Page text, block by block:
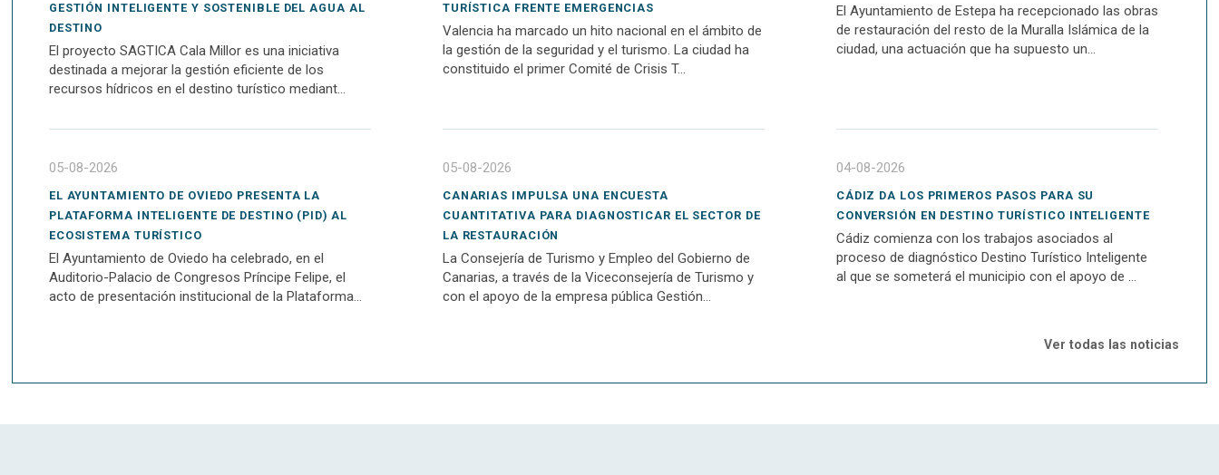
GESTIÓN INTELIGENTE Y SOSTENIBLE DEL AGUA AL
DESTINO
El proyecto SAGTICA Cala Millor es una iniciativa
destinada a mejorar la gestión eficiente de los
recursos hídricos en el destino turístico mediant...
TURÍSTICA FRENTE EMERGENCIAS
Valencia ha marcado un hito nacional en el ámbito de
la gestión de la seguridad y el turismo. La ciudad ha
constituido el primer Comité de Crisis T...
El Ayuntamiento de Estepa ha recepcionado las obras
de restauración del resto de la Muralla Islámica de la
ciudad, una actuación que ha supuesto un...
05-08-2026
EL AYUNTAMIENTO DE OVIEDO PRESENTA LA
PLATAFORMA INTELIGENTE DE DESTINO (PID) AL
ECOSISTEMA TURÍSTICO
El Ayuntamiento de Oviedo ha celebrado, en el
Auditorio-Palacio de Congresos Príncipe Felipe, el
acto de presentación institucional de la Plataforma...
05-08-2026
CANARIAS IMPULSA UNA ENCUESTA
CUANTITATIVA PARA DIAGNOSTICAR EL SECTOR DE
LA RESTAURACIÓN
La Consejería de Turismo y Empleo del Gobierno de
Canarias, a través de la Viceconsejería de Turismo y
con el apoyo de la empresa pública Gestión...
04-08-2026
CÁDIZ DA LOS PRIMEROS PASOS PARA SU
CONVERSIÓN EN DESTINO TURÍSTICO INTELIGENTE
Cádiz comienza con los trabajos asociados al
proceso de diagnóstico Destino Turístico Inteligente
al que se someterá el municipio con el apoyo de ...
Ver todas las noticias